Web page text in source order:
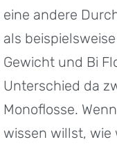
eine andere
als
Gewicht und Bi
Unterschied da
Monoflosse.
wissen willst, wie